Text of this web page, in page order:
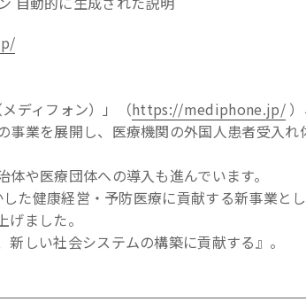
ディフォン）」（https://mediphone.jp/）
業を展開し、医療機関の外国人患者受入れ
や医療団体への導入も進んでいます。
た健康経営・予防医療に貢献する新事業と
ました。
しい社会システムの構築に貢献する』。